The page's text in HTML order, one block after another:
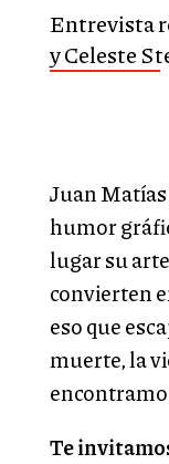
Entrevista
y Celeste
Juan
humor
lugar su
convierten
eso que
muerte, la
Te